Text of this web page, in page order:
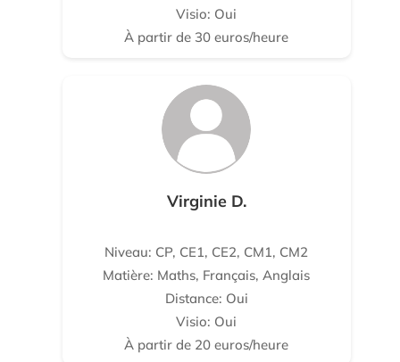
Visio: Oui
À partir de 30 euros/heure
Virginie D.
Niveau: CP, CE1, CE2, CM1, CM2
Matière: Maths, Français, Anglais
Distance: Oui
Visio: Oui
À partir de 20 euros/heure